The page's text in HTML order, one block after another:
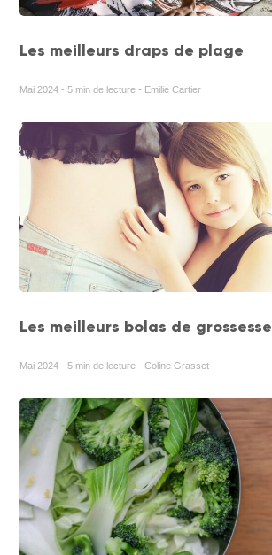
Les meilleurs draps de plage
Mai 2024 - 5 min de lecture - Emilie Cartier
Les meilleurs bolas de grossesse
Mai 2024 - 5 min de lecture - Coline Grasset